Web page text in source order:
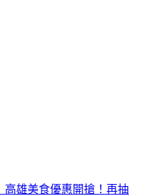
高雄美食優惠開搶！再抽